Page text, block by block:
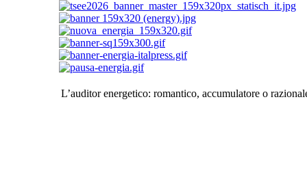
L’auditor energetico: romantico, accumulatore o